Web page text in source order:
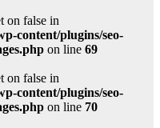
on false in
content/plugins/seo-
on line 69
on false in
content/plugins/seo-
on line 70